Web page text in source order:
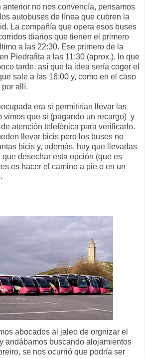
no nos convencía, pensamos
autobuses de línea que cubren la
La compañía que opera esos buses
diarios que tienen el primero
a las 22:30. Ese primero de la
Piedrafita a las 11:30 (aprox.), lo que
tarde, así que la idea sería coger el
sale a las 16:00 y, como en el caso
por allí.
era si permitirían llevar las
vimos que si (pagando un recargo) y
de atención telefónica para verificarlo.
llevar bicis pero los buses no
bicis y, además, hay que llevarlas
desechar esta opción (que es
es hacer el camino a pie o en un
abocados al jaleo de orgnizar el
andábamos buscando alojamientos
se nos ocurrió que podría ser